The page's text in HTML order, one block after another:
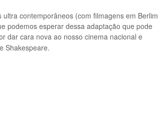
ultra contemporâneos (com filmagens em Berlim
podemos esperar dessa adaptação que pode
dar cara nova ao nosso cinema nacional e
Shakespeare.